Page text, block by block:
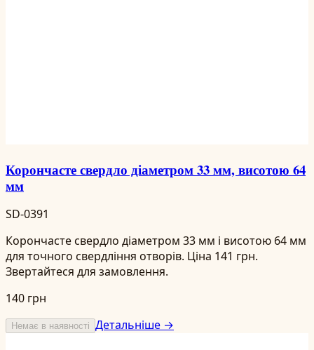
Корончасте свердло діаметром 33 мм, висотою 64
мм
SD-0391
Корончасте свердло діаметром 33 мм і висотою 64 мм
для точного свердління отворів. Ціна 141 грн.
Звертайтеся для замовлення.
140 грн
Немає в наявності Детальніше →